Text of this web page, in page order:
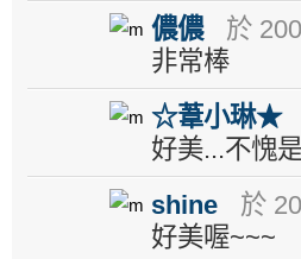
儂儂
於
非常棒
☆葦小琳★
好美...不愧
shine
於
好美喔~~~